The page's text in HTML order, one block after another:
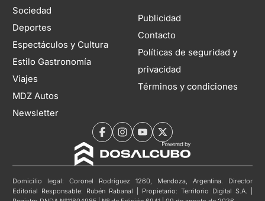
Sociedad
Deportes
Espectáculos y Cultura
Estilo Gastronomía
Viajes
MDZ Autos
Newsletter
Publicidad
Contacto
Políticas de seguridad y
privacidad
Términos y condiciones
Domicilio legal: Coronel Rodríguez 1260, Mendoza, Argentina. Director
Editorial Responsable: Rubén Rabanal | Propietario: Territorio Digital S.A. |